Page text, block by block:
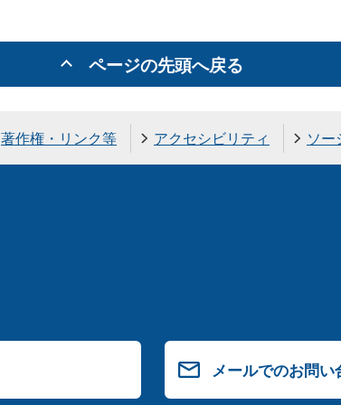
ページの先頭へ戻る
著作権・リンク等 アクセシビリティ ソ
メールでのお問い